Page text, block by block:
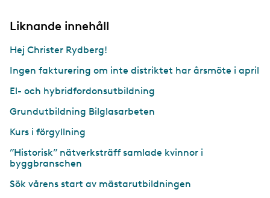
Liknande innehåll
Hej Christer Rydberg!
Ingen fakturering om inte distriktet har årsmöte i april
El- och hybridfordonsutbildning
Grundutbildning Bilglasarbeten
Kurs i förgyllning
”Historisk” nätverksträff samlade kvinnor i
byggbranschen
Sök vårens start av mästarutbildningen